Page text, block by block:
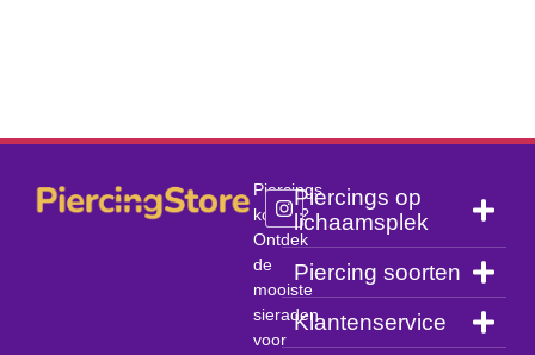
Piercings
kopen?
Ontdek
de
mooiste
sieraden
voor
Piercings op
lichaamsplek
Piercing soorten
Klantenservice